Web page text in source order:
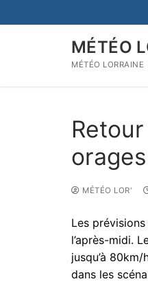
au
MÉTÉO
MÉTÉO LORRAINE
MÉTÉO LOR'
Les
l’après-midi.
jusqu’à
dans les